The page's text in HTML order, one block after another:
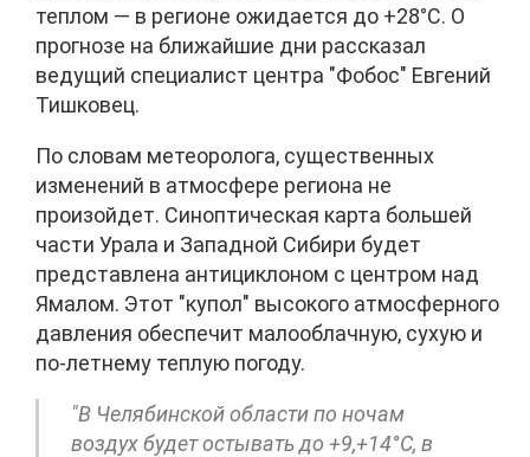
теплом — в регионе ожидается до +28°C. О
прогнозе на ближайшие дни рассказал
ведущий специалист центра "Фобос" Евгений
Тишковец.
По словам метеоролога, существенных
изменений в атмосфере региона не
произойдет. Синоптическая карта большей
части Урала и Западной Сибири будет
представлена антициклоном с центром над
Ямалом. Этот "купол" высокого атмосферного
давления обеспечит малооблачную, сухую и
по-летнему теплую погоду.
"В Челябинской области по ночам
воздух будет остывать до +9,+14°C, в